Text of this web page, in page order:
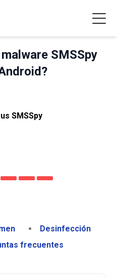
SMSSpy
SMSSpy
Desinfección
frecuentes